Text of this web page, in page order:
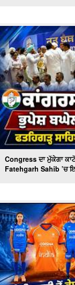
Congress ਦਾ ਮੁੱਕੇਗਾ
Fatehgarh Sahib ’ਚ